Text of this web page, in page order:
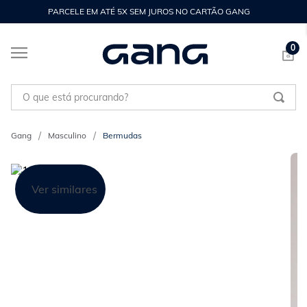
PARCELE EM ATÉ 5X SEM JUROS NO CARTÃO GANG
0
O que está procurando?
Masculino Bermudas
Ver similares